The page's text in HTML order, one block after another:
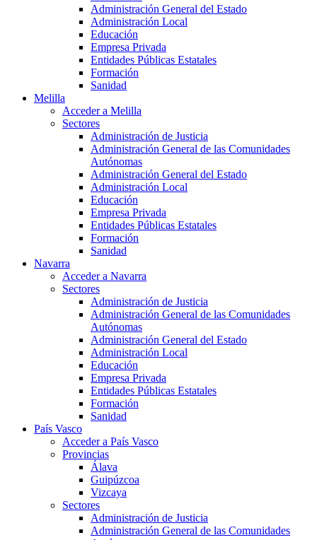
Administración General del Estado
Administración Local
Educación
Empresa Privada
Entidades Públicas Estatales
Formación
Sanidad
Melilla
Acceder a Melilla
Sectores
Administración de Justicia
Administración General de las Comunidades
Autónomas
Administración General del Estado
Administración Local
Educación
Empresa Privada
Entidades Públicas Estatales
Formación
Sanidad
Navarra
Acceder a Navarra
Sectores
Administración de Justicia
Administración General de las Comunidades
Autónomas
Administración General del Estado
Administración Local
Educación
Empresa Privada
Entidades Públicas Estatales
Formación
Sanidad
País Vasco
Acceder a País Vasco
Provincias
Álava
Guipúzcoa
Vizcaya
Sectores
Administración de Justicia
Administración General de las Comunidades